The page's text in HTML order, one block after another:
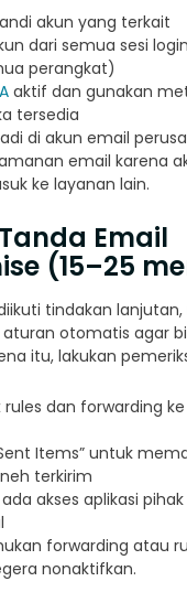
akun yang terkait
dari semua sesi
perangkat)
aktif dan gunakan
tersedia
di akun email
email karena
ke layanan lain.
Email
(15–25
tindakan
otomatis agar
itu, lakukan
dan forwarding
Items” untuk
terkirim
akses aplikasi
forwarding atau
nonaktifkan.